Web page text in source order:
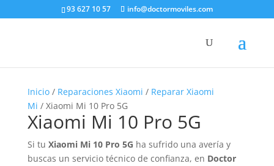
93 627 10 57 info@doctormoviles.com
Inicio/ Reparaciones Xiaomi / Reparar Xiaomi
Mi / Xiaomi Mi 10 Pro 5G
Xiaomi Mi 10 Pro 5G
Si tu Xiaomi Mi 10 Pro 5G ha sufrido una avería y
buscas un servicio técnico de confianza, en Doctor